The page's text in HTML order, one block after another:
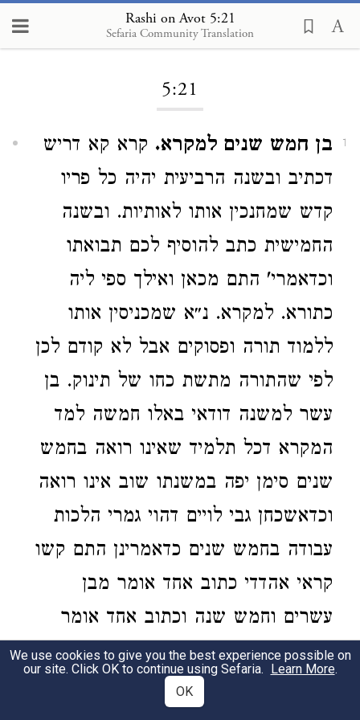
Rashi on Avot 5:21
Sefaria Community Translation
Loading...
5:21
1 בן חמש שנים למקרא. קרא קא דריש
דכתיב ובשנה הרביעית יהיה כל פריו
קדש שמחנכין אותו לאותיות. ובשנה
החמישית כתב להוסיף לכם תבואתו
וכדאמרי' התם מכאן ואילך ספי ליה
כתורא. למקרא. נ״א שמכניסין אותו
ללמוד תורה ופסוקים אבל לא קודם לכן
לפי שהתורה מתשת כחו של תינוק. בן
עשר למשנה דודאי באלו חמשה למד
המקרא דכל תלמיד שאינו רואה בחמש
שנים סימן יפה במשנתו שוב אינו רואה
וכדאשכחן גבי לויים דהוי גמרי הלכות
עבודה בחמש שנים כדאמרינן התם קשו
קראי אהדדי כתוב אחד אומר מבן
עשרים וחמש שנה וכתוב אחד אומר
מבן שלשים וגו' הא כיצד בן חמש
ועשרים שנה היה בא ללמוד ולומד עד
We use cookies to give you the best experience possible on
our site. Click OK to continue using Sefaria. Learn More.
OK